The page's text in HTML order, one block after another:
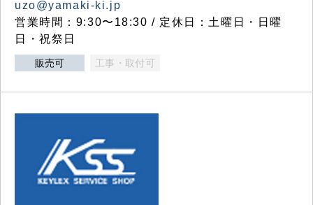
uzo@yamaki-ki.jp
営業時間：9:30〜18:30 / 定休日：土曜日・日曜
日・祝祭日
販売可 工事・取付可